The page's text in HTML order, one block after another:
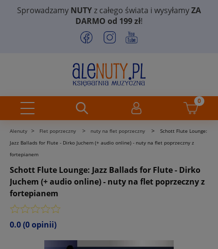
Sprowadzamy NUTYz całego świata i wysyłamyZA
DARMO od 199 zł!
Alenuty > Flet poprzeczny > nuty na flet poprzeczny >
Schott Flute Lounge:
Jazz Ballads for Flute - Dirko Juchem (+ audio online) - nuty na flet poprzeczny z
fortepianem
Schott Flute Lounge: Jazz Ballads for Flute - Dirko
Juchem (+ audio online) - nuty na flet poprzeczny z
fortepianem
0.0(0 opinii)